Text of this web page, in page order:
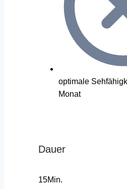
optimale
Monat
Dauer
15Min.